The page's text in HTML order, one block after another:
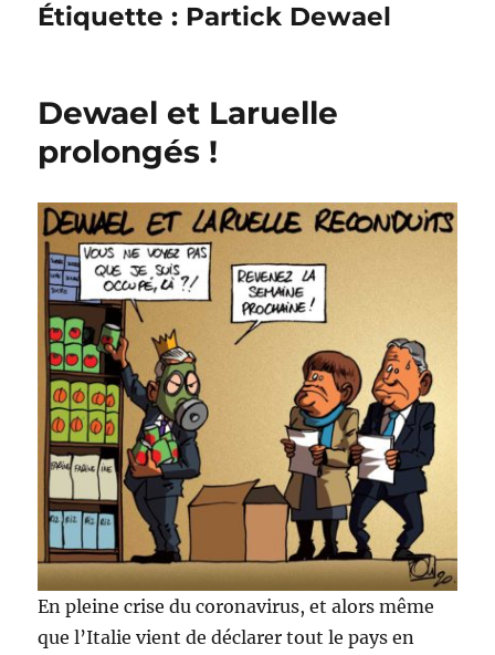
Étiquette : Partick Dewael
Dewael et Laruelle
prolongés !
En pleine crise du coronavirus, et alors même
que l’Italie vient de déclarer tout le pays en